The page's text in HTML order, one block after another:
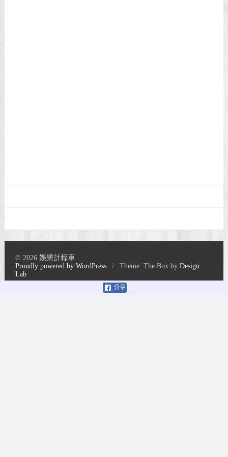
分享
© 2026 娛樂計程車
Proudly powered by WordPress
/ Theme: The Box byDesign
Lab